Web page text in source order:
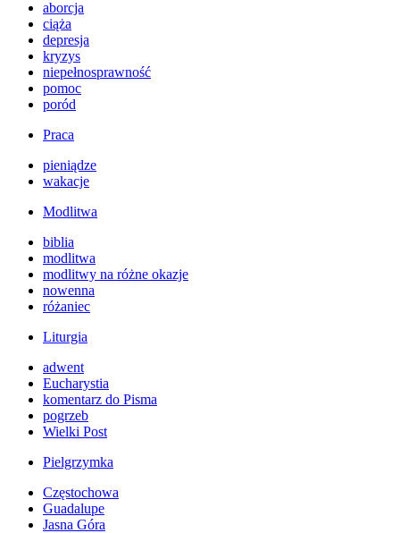
aborcja
ciąża
depresja
kryzys
niepełnosprawność
pomoc
poród
Praca
pieniądze
wakacje
Modlitwa
biblia
modlitwa
modlitwy na różne okazje
nowenna
różaniec
Liturgia
adwent
Eucharystia
komentarz do Pisma
pogrzeb
Wielki Post
Pielgrzymka
Częstochowa
Guadalupe
Jasna Góra